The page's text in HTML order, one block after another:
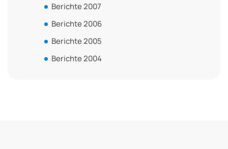
Berichte 2007
Berichte 2006
Berichte 2005
Berichte 2004